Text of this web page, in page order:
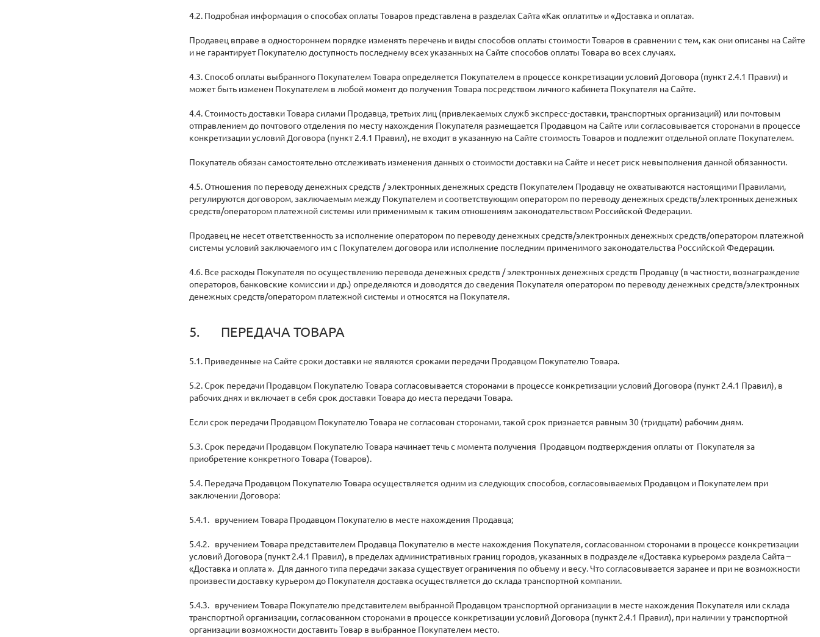
4.2. Подробная информация о способах оплаты Товаров представлена в разделах Сайта «Как оплатить» и «Доставка и оплата».
Продавец вправе в одностороннем порядке изменять перечень и виды способов оплаты стоимости Товаров в сравнении с тем, как они описаны на Сайте
и не гарантирует Покупателю доступность последнему всех указанных на Сайте способов оплаты Товара во всех случаях.
4.3. Способ оплаты выбранного Покупателем Товара определяется Покупателем в процессе конкретизации условий Договора (пункт 2.4.1 Правил) и
может быть изменен Покупателем в любой момент до получения Товара посредством личного кабинета Покупателя на Сайте.
4.4. Стоимость доставки Товара силами Продавца, третьих лиц (привлекаемых служб экспресс-доставки, транспортных организаций) или почтовым
отправлением до почтового отделения по месту нахождения Покупателя размещается Продавцом на Сайте или согласовывается сторонами в процессе
конкретизации условий Договора (пункт 2.4.1 Правил), не входит в указанную на Сайте стоимость Товаров и подлежит отдельной оплате Покупателем.
Покупатель обязан самостоятельно отслеживать изменения данных о стоимости доставки на Сайте и несет риск невыполнения данной обязанности.
4.5. Отношения по переводу денежных средств / электронных денежных средств Покупателем Продавцу не охватываются настоящими Правилами,
регулируются договором, заключаемым между Покупателем и соответствующим оператором по переводу денежных средств/электронных денежных
средств/оператором платежной системы или применимым к таким отношениям законодательством Российской Федерации.
Продавец не несет ответственность за исполнение оператором по переводу денежных средств/электронных денежных средств/оператором платежной
системы условий заключаемого им с Покупателем договора или исполнение последним применимого законодательства Российской Федерации.
4.6. Все расходы Покупателя по осуществлению перевода денежных средств / электронных денежных средств Продавцу (в частности, вознаграждение
операторов, банковские комиссии и др.) определяются и доводятся до сведения Покупателя оператором по переводу денежных средств/электронных
денежных средств/оператором платежной системы и относятся на Покупателя.
5. ПЕРЕДАЧА ТОВАРА
5.1. Приведенные на Сайте сроки доставки не являются сроками передачи Продавцом Покупателю Товара.
5.2. Срок передачи Продавцом Покупателю Товара согласовывается сторонами в процессе конкретизации условий Договора (пункт 2.4.1 Правил), в
рабочих днях и включает в себя срок доставки Товара до места передачи Товара.
Если срок передачи Продавцом Покупателю Товара не согласован сторонами, такой срок признается равным 30 (тридцати) рабочим дням.
5.3. Срок передачи Продавцом Покупателю Товара начинает течь с момента получения Продавцом подтверждения оплаты от Покупателя за
приобретение конкретного Товара (Товаров).
5.4. Передача Продавцом Покупателю Товара осуществляется одним из следующих способов, согласовываемых Продавцом и Покупателем при
заключении Договора:
5.4.1. вручением Товара Продавцом Покупателю в месте нахождения Продавца;
5.4.2. вручением Товара представителем Продавца Покупателю в месте нахождения Покупателя, согласованном сторонами в процессе конкретизации
условий Договора (пункт 2.4.1 Правил), в пределах административных границ городов, указанных в подразделе «Доставка курьером» раздела Сайта –
«Доставка и оплата ». Для данного типа передачи заказа существует ограничения по объему и весу. Что согласовывается заранее и при не возможности
произвести доставку курьером до Покупателя доставка осуществляется до склада транспортной компании.
5.4.3. вручением Товара Покупателю представителем выбранной Продавцом транспортной организации в месте нахождения Покупателя или склада
транспортной организации, согласованном сторонами в процессе конкретизации условий Договора (пункт 2.4.1 Правил), при наличии у транспортной
организации возможности доставить Товар в выбранное Покупателем место.